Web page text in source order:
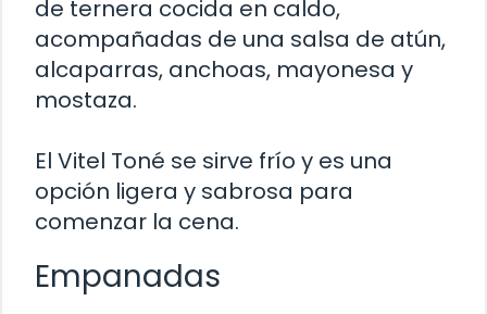
de ternera cocida en caldo,
acompañadas de una salsa de atún,
alcaparras, anchoas, mayonesa y
mostaza.
El Vitel Toné se sirve frío y es una
opción ligera y sabrosa para
comenzar la cena.
Empanadas